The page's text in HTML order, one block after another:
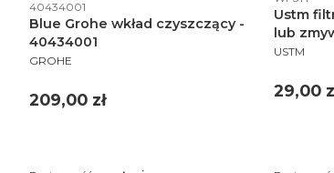
Kod produktu
40434001
Blue Grohe wkład czyszczący -
40434001
PRODUCENT
GROHE
Cena
209,00 zł
Ustm
lub
USTM
Cena
29,00